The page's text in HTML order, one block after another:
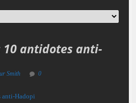
antidotes anti-
Smith 0
anti-Hadopi